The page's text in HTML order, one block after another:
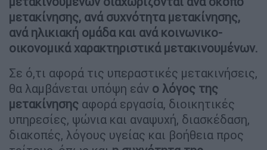
μετακίνησης, ανά συχνότητα μετακίνησης,
ανά ηλικιακή ομάδα και ανά κοινωνικο-
οικονομικά χαρακτηριστικά μετακινουμένων.
Σε ό,τι αφορά τις υπεραστικές μετακινήσεις,
θα λαμβάνεται υπόψη εάν ο λόγος της
μετακίνησης αφορά εργασία, διοικητικές
υπηρεσίες, ψώνια και αναψυχή, διασκέδαση,
διακοπές, λόγους υγείας και βοήθεια προς